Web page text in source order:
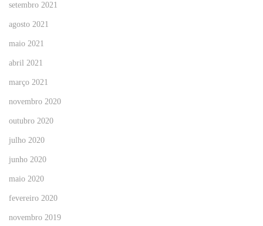
setembro 2021
agosto 2021
maio 2021
abril 2021
março 2021
novembro 2020
outubro 2020
julho 2020
junho 2020
maio 2020
fevereiro 2020
novembro 2019